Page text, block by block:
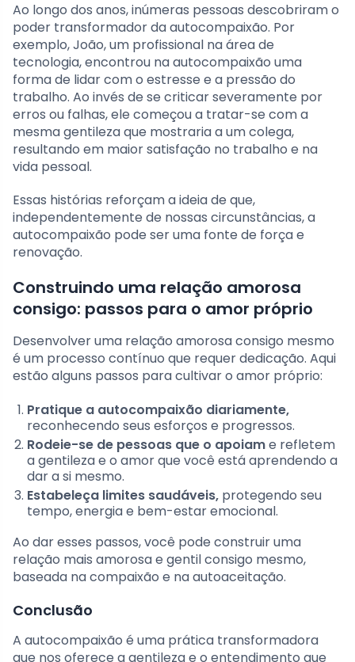
Ao longo dos anos, inúmeras pessoas descobriram o
poder transformador da autocompaixão. Por
exemplo, João, um profissional na área de
tecnologia, encontrou na autocompaixão uma
forma de lidar com o estresse e a pressão do
trabalho. Ao invés de se criticar severamente por
erros ou falhas, ele começou a tratar-se com a
mesma gentileza que mostraria a um colega,
resultando em maior satisfação no trabalho e na
vida pessoal.
Essas histórias reforçam a ideia de que,
independentemente de nossas circunstâncias, a
autocompaixão pode ser uma fonte de força e
renovação.
Construindo uma relação amorosa
consigo: passos para o amor próprio
Desenvolver uma relação amorosa consigo mesmo
é um processo contínuo que requer dedicação. Aqui
estão alguns passos para cultivar o amor próprio:
Pratique a autocompaixão diariamente,
reconhecendo seus esforços e progressos.
Rodeie-se de pessoas que o apoiame refletem
a gentileza e o amor que você está aprendendo a
dar a si mesmo.
Estabeleça limites saudáveis, protegendo seu
tempo, energia e bem-estar emocional.
Ao dar esses passos, você pode construir uma
relação mais amorosa e gentil consigo mesmo,
baseada na compaixão e na autoaceitação.
Conclusão
A autocompaixão é uma prática transformadora
que nos oferece a gentileza e o entendimento que